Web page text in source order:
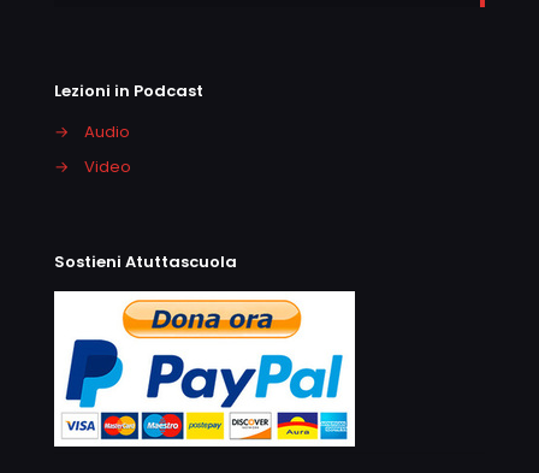
Lezioni in Podcast
→
Audio
→
Video
Sostieni Atuttascuola